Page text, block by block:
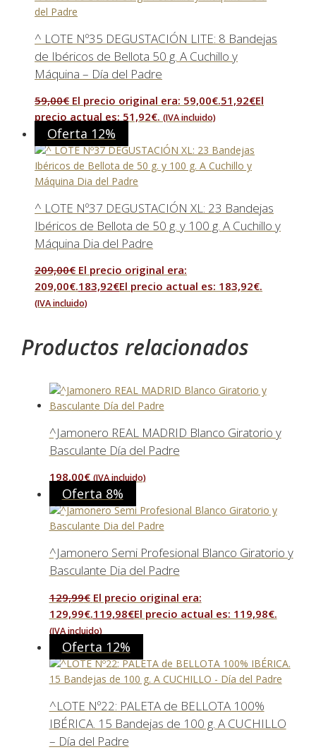
^ LOTE Nº35 DEGUSTACIÓN LITE: 8 Bandejas
de Ibéricos de Bellota 50 g. A Cuchillo y
Máquina – Día del Padre
59,00€ El precio original era: 59,00€.51,92€El
precio actual es: 51,92€. (IVA incluido)
Oferta 12%
^ LOTE Nº37 DEGUSTACIÓN XL: 23 Bandejas
Ibéricos de Bellota de 50 g. y 100 g. A Cuchillo y
Máquina Dia del Padre
209,00€ El precio original era:
209,00€.183,92€El precio actual es: 183,92€.
(IVA incluido)
Productos relacionados
^Jamonero REAL MADRID Blanco Giratorio y
Basculante Día del Padre
198,00€ (IVA incluido)
Oferta 8%
^Jamonero Semi Profesional Blanco Giratorio y
Basculante Dia del Padre
129,99€ El precio original era:
129,99€.119,98€El precio actual es: 119,98€.
(IVA incluido)
Oferta 12%
^LOTE Nº22: PALETA de BELLOTA 100%
IBÉRICA. 15 Bandejas de 100 g. A CUCHILLO
– Día del Padre